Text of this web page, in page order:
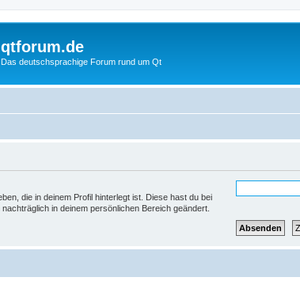
qtforum.de
Das deutschsprachige Forum rund um Qt
die in deinem Profil hinterlegt ist. Diese hast du bei
in deinem persönlichen Bereich geändert.